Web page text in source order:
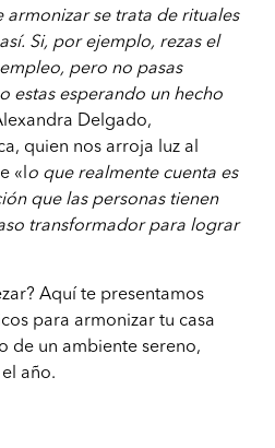
armonizar se trata de rituales
Si, por ejemplo, rezas el
pero no pasas
estas esperando un hecho
Delgado,
quien nos arroja luz al
«l o que realmente cuenta es
que las personas tienen
transformador para lograr
Aquí te presentamos
para armonizar tu casa
de un ambiente sereno,
año.